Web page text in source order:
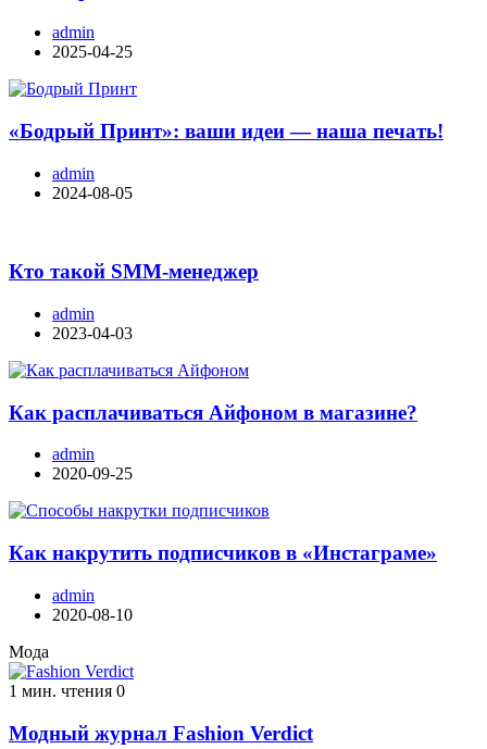
admin
2025-04-25
«Бодрый Принт»: ваши идеи — наша печать!
admin
2024-08-05
Кто такой SMM-менеджер
admin
2023-04-03
Как расплачиваться Айфоном в магазине?
admin
2020-09-25
Как накрутить подписчиков в «Инстаграме»
admin
2020-08-10
Мода
1 мин. чтения 0
Модный журнал Fashion Verdict